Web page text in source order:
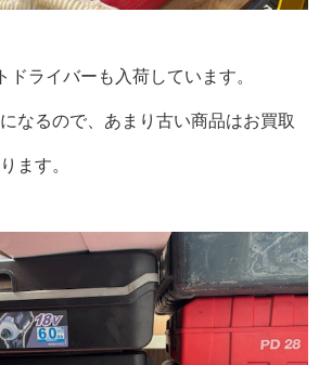
ドライバーも入荷しています。
なるので、あまり古い商品はお買取
ます。